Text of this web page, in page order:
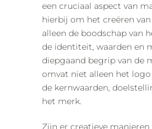
een cruciaal aspect van
hierbij om het creëren
alleen de boodschap van
de identiteit, waarden en
diepgaand begrip van de
omvat niet alleen het
de kernwaarden,
het merk.